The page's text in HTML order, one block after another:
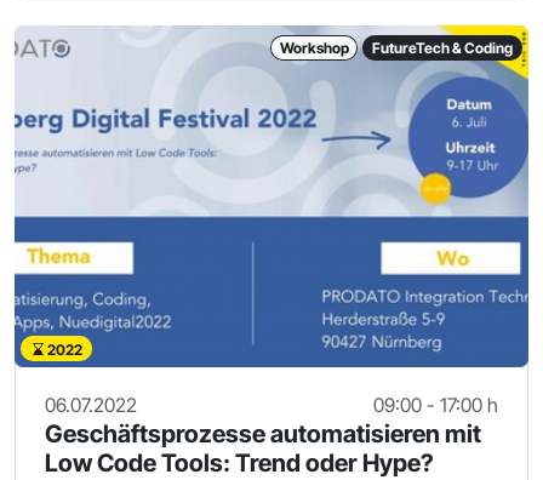
Workshop FutureTech & Coding
2022
06.07.2022 09:00 - 17:00 h
Geschäftsprozesse automatisieren mit
Low Code Tools: Trend oder Hype?